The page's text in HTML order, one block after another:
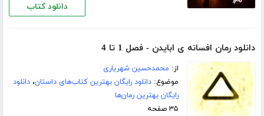
دانلود کتاب
دانلود رمان افسانه ی ابایدن - فصل 1 تا 4
از: محمدحسین شهریاری
موضوع:دانلود رایگان بهترین کتاب‌های داستان،دانلود
رایگان بهترین رمان‌ها
۳۵ صفحه